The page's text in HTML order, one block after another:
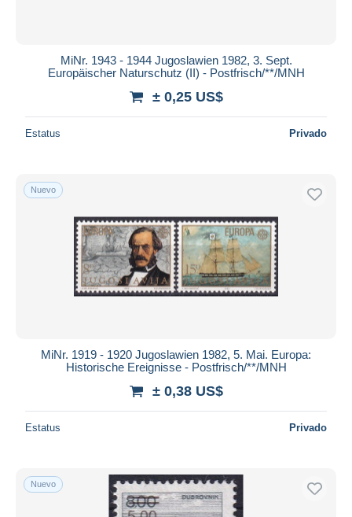
MiNr. 1943 - 1944 Jugoslawien 1982, 3. Sept.
Europäischer Naturschutz (II) - Postfrisch/**/MNH
± 0,25 US$
Estatus Privado
Nuevo
MiNr. 1919 - 1920 Jugoslawien 1982, 5. Mai. Europa:
Historische Ereignisse - Postfrisch/**/MNH
± 0,38 US$
Estatus Privado
Nuevo